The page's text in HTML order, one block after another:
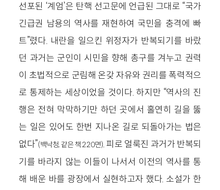
선포된 ‘계엄’은 탄핵 선고문에 언급된 그대로 “국가
긴급권 남용의 역사를 재현하여 국민을 충격에 빠
트”렸다. 내란을 일으킨 위정자가 반복되기를 바랐
던 과거는 군인이 시민을 향해 총구를 겨누고 권력
이 초법적으로 군림해 온갖 자유와 권리를 폭력적으
로 통제하는 세상이었을 것이다. 하지만 “역사의 진
행은 전혀 막막하기만 하던 곳에서 홀연히 길을 뚫
는 일은 있어도 한번 지나온 길로 되돌아가는 법은
없다”(백낙청, 같은 책 220면). 피로 얼룩진 과거가 반복되
기를 바라지 않는 이들이 나서서 이전의 역사를 통
해 배운 바를 광장에서 실현하고자 했다. 소설가 한